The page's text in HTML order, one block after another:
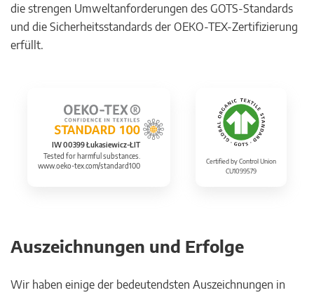
die strengen Umweltanforderungen des GOTS-Standards
und die Sicherheitsstandards der OEKO-TEX-Zertifizierung
erfüllt.
IW 00399 Łukasiewicz-ŁIT
Tested for harmful substances.
www.oeko-tex.com/standard100
Certified by Control Union
CU1099579
Auszeichnungen und Erfolge
Wir haben einige der bedeutendsten Auszeichnungen in